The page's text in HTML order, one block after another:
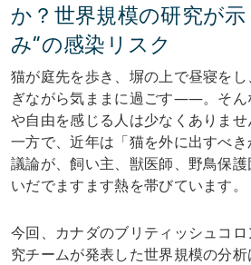
か？世界規模の研究が示
み”の感染リスク
猫が庭先を歩き、塀の上で昼寝を
ぎながら気ままに過ごす――。そん
や自由を感じる人は少なくありませ
一方で、近年は「猫を外に出すべ
議論が、飼い主、獣医師、野鳥保
いだでますます熱を帯びています。
今回、カナダのブリティッシュコ
究チームが発表した世界規模の分